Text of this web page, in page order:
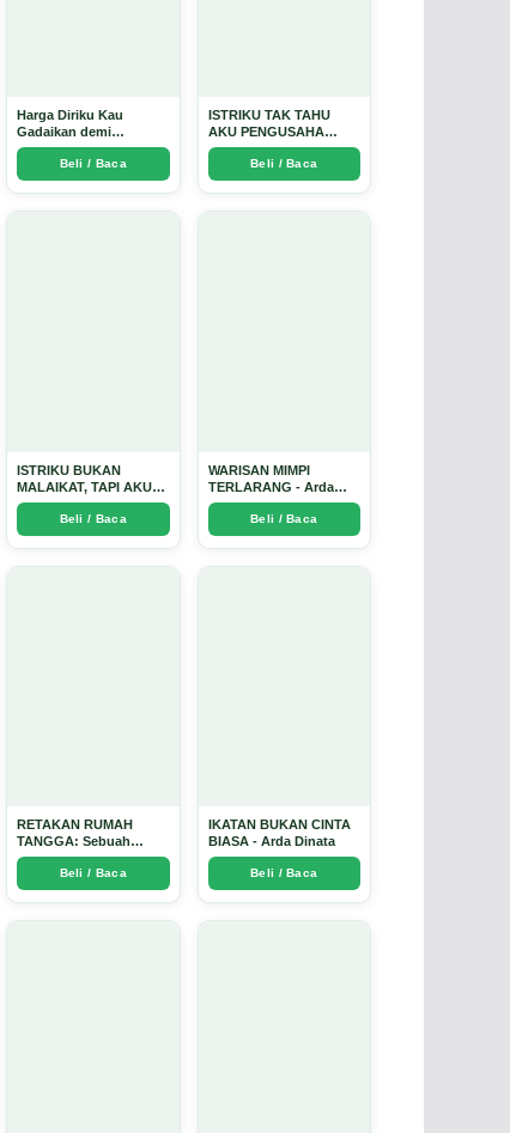
Harga Diriku Kau
Gadaikan demi
Perempuan Itu - Arda
Beli / Baca
ISTRIKU TAK TAHU
AKU PENGUSAHA
EMAS - Arda Dinata
Beli / Baca
ISTRIKU BUKAN
MALAIKAT, TAPI AKU
JUGA TIDAK SUCI -
Arda DinataBeli / Baca
WARISAN MIMPI
TERLARANG - Arda
Dinata
Beli / Baca
RETAKAN RUMAH
TANGGA: Sebuah
Perjalanan Emosional
yang Intim dan
Mendalam - Arda Dinata
Beli / Baca
IKATAN BUKAN CINTA
BIASA - Arda Dinata
Beli / Baca